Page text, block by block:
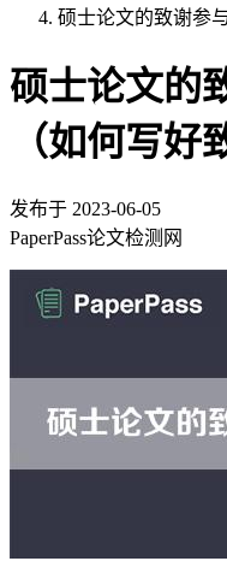
硕士论文的致谢参
硕士论文的
（如何写好
发布于 2023-06-05
PaperPass论文检测网